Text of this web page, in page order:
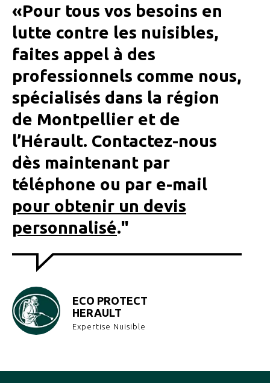
«Pour tous vos besoins en
lutte contre les nuisibles,
faites appel à des
professionnels comme nous,
spécialisés dans la région
de Montpellier et de
l’Hérault. Contactez-nous
dès maintenant par
téléphone ou par e-mail
pour obtenir un devis
personnalisé."
ECO PROTECT
HERAULT
Expertise Nuisible